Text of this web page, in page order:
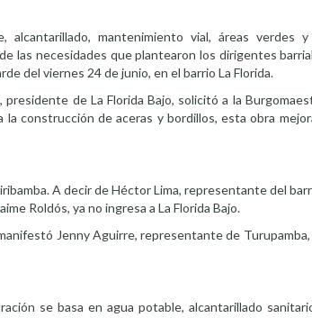
alcantarillado, mantenimiento vial, áreas verdes
las necesidades que plantearon los dirigentes
del viernes 24 de junio, en el barrio La Florida.
presidente de La Florida Bajo, solicitó a la
la construcción de aceras y bordillos, esta obra
A decir de Héctor Lima, representante del
Roldós, ya no ingresa a La Florida Bajo.
Jenny Aguirre, representante de
se basa en agua potable, alcantarillado